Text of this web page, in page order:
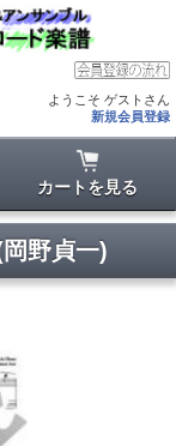
ようこそ ゲストさん
新規会員登録
カートを見る
野貞一)